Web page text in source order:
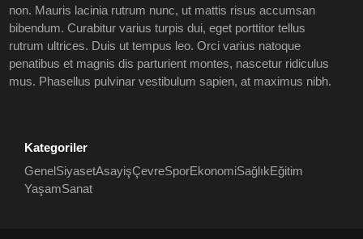
non. Mauris lacinia rutrum nunc, ut mattis risus accumsan
bibendum. Curabitur varius turpis dui, eget porttitor tellus
rutrum ultrices. Duis ut tempus leo. Orci varius natoque
penatibus et magnis dis parturient montes, nascetur ridiculus
mus. Phasellus pulvinar vestibulum sapien, at maximus nibh.
Kategoriler
Genel SiyasetAsayişÇevreSporEkonomiSağlıkEğitim
YaşamSanat